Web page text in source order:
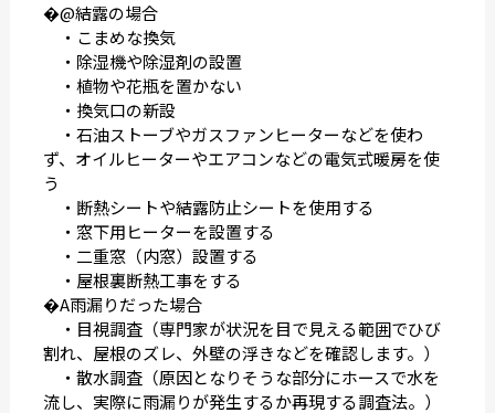
�@結露の場合
・こまめな換気
・除湿機や除湿剤の設置
・植物や花瓶を置かない
・換気口の新設
・石油ストーブやガスファンヒーターなどを使わ
ず、オイルヒーターやエアコンなどの電気式暖房を使
う
・断熱シートや結露防止シートを使用する
・窓下用ヒーターを設置する
・二重窓（内窓）設置する
・屋根裏断熱工事をする
�A雨漏りだった場合
・目視調査（専門家が状況を目で見える範囲でひび
割れ、屋根のズレ、外壁の浮きなどを確認します。）
・散水調査（原因となりそうな部分にホースで水を
流し、実際に雨漏りが発生するか再現する調査法。）